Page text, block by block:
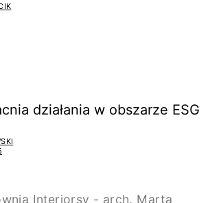
działania w obszarze ESG